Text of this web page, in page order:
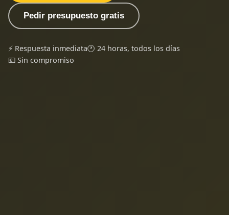
Pedir presupuesto gratis
⚡ Respuesta inmediata🕐 24 horas, todos los días
💶 Sin compromiso